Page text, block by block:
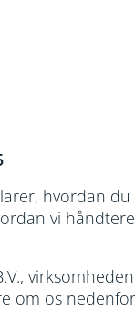
hvordan
vi
om os